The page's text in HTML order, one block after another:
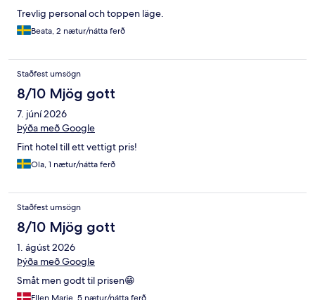
Trevlig personal och toppen läge.
Beata, 2 nætur/nátta ferð
Staðfest umsögn
8/10 Mjög gott
7. júní 2026
Þýða með Google
Fint hotel till ett vettigt pris!
Ola, 1 nætur/nátta ferð
Staðfest umsögn
8/10 Mjög gott
1. ágúst 2026
Þýða með Google
Småt men godt til prisen😁